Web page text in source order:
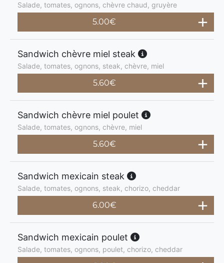
Salade, tomates, ognons, chèvre chaud, gruyère
5.00€
Sandwich chèvre miel steak
Salade, tomates, ognons, steak, chèvre, miel
5.60€
Sandwich chèvre miel poulet
Salade, tomates, ognons, chèvre, miel
5.60€
Sandwich mexicain steak
Salade, tomates, ognons, steak, chorizo, cheddar
6.00€
Sandwich mexicain poulet
Salade, tomates, ognons, poulet, chorizo, cheddar